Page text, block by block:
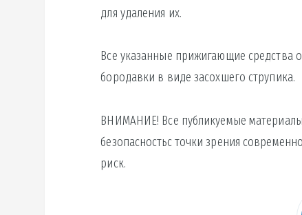
для удаления их.
Все указанные прижигающие средства
бородавки в виде засохшего струпика.
ВНИМАНИЕ! Все публикуемые
безопасностьс точки зрения
риск.